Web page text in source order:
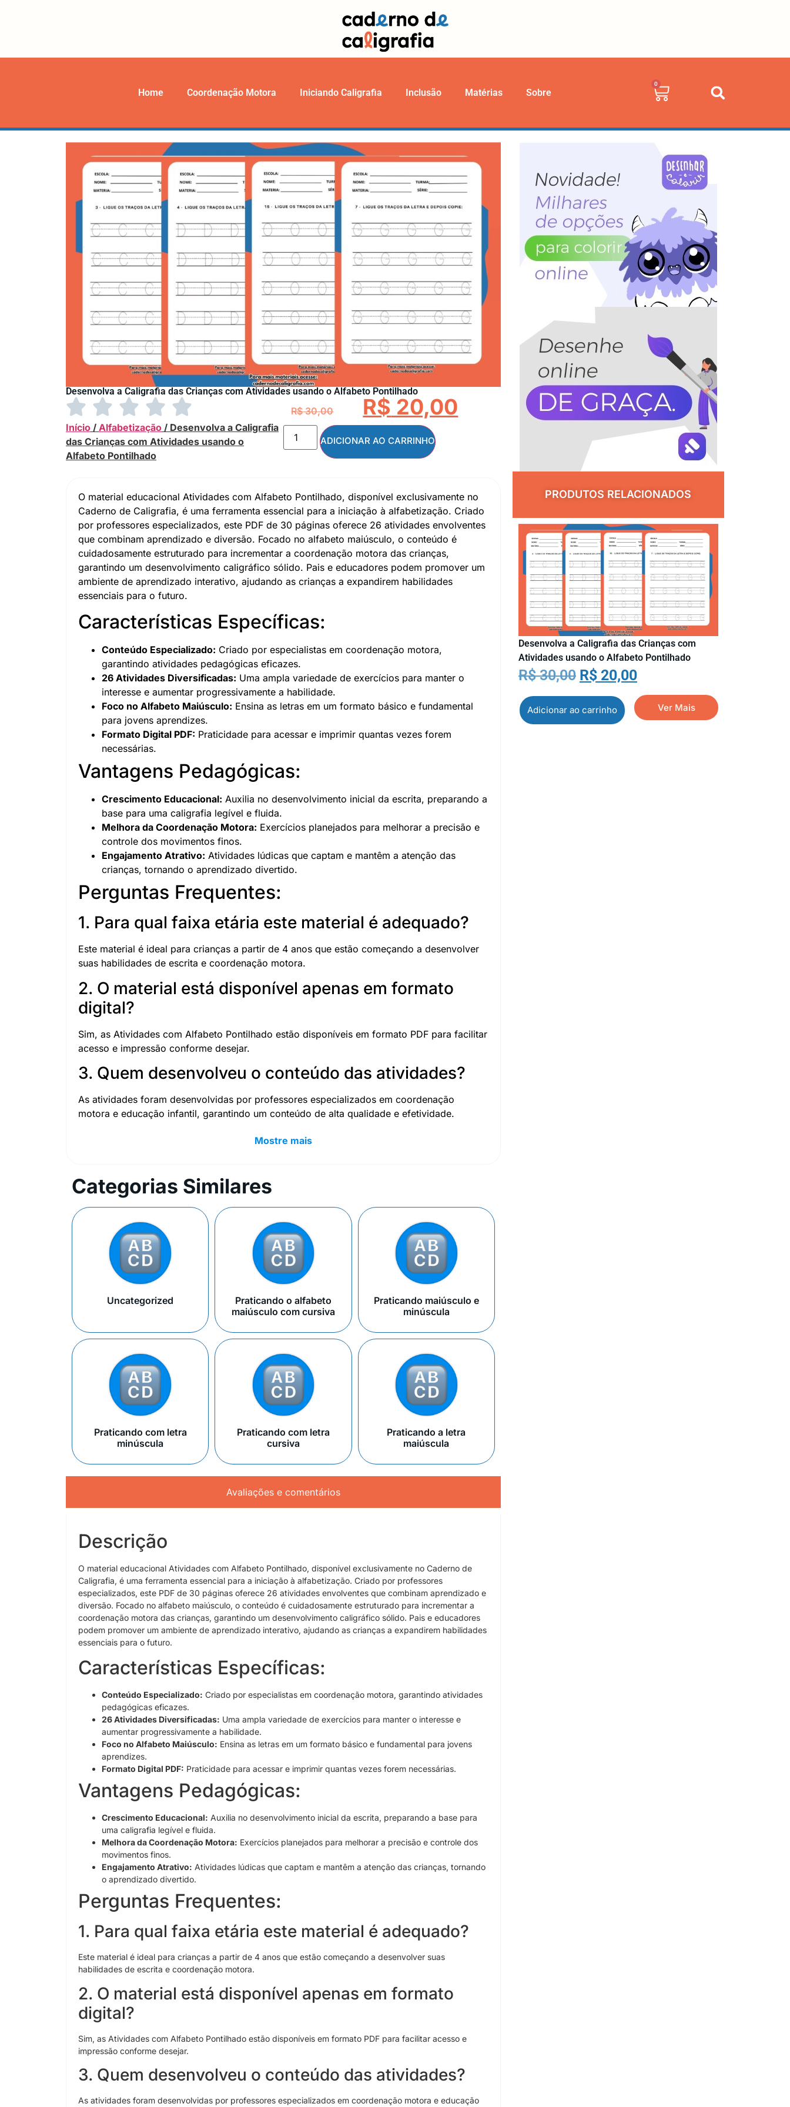
Home Coordenação Motora Iniciando Caligrafia Inclusão Matérias Sobre
0
Desenvolva a Caligrafia das Crianças com Atividades usando o Alfabeto Pontilhado
Início / Alfabetização / Desenvolva a Caligrafia
das Crianças com Atividades usando o
Alfabeto Pontilhado
R$30,00 R$ 20,00
ADICIONAR AO CARRINHO
O material educacional Atividades com Alfabeto Pontilhado, disponível exclusivamente no
Caderno de Caligrafia, é uma ferramenta essencial para a iniciação à alfabetização. Criado
por professores especializados, este PDF de 30 páginas oferece 26 atividades envolventes
que combinam aprendizado e diversão. Focado no alfabeto maiúsculo, o conteúdo é
cuidadosamente estruturado para incrementar a coordenação motora das crianças,
garantindo um desenvolvimento caligráfico sólido. Pais e educadores podem promover um
ambiente de aprendizado interativo, ajudando as crianças a expandirem habilidades
essenciais para o futuro.
Características Específicas:
Conteúdo Especializado: Criado por especialistas em coordenação motora,
garantindo atividades pedagógicas eficazes.
26 Atividades Diversificadas: Uma ampla variedade de exercícios para manter o
interesse e aumentar progressivamente a habilidade.
Foco no Alfabeto Maiúsculo: Ensina as letras em um formato básico e fundamental
para jovens aprendizes.
Formato Digital PDF: Praticidade para acessar e imprimir quantas vezes forem
necessárias.
Vantagens Pedagógicas:
Crescimento Educacional: Auxilia no desenvolvimento inicial da escrita, preparando a
base para uma caligrafia legível e fluida.
Melhora da Coordenação Motora: Exercícios planejados para melhorar a precisão e
controle dos movimentos finos.
Engajamento Atrativo: Atividades lúdicas que captam e mantêm a atenção das
crianças, tornando o aprendizado divertido.
Perguntas Frequentes:
1. Para qual faixa etária este material é adequado?
Este material é ideal para crianças a partir de 4 anos que estão começando a desenvolver
suas habilidades de escrita e coordenação motora.
2. O material está disponível apenas em formato
digital?
Sim, as Atividades com Alfabeto Pontilhado estão disponíveis em formato PDF para facilitar
acesso e impressão conforme desejar.
3. Quem desenvolveu o conteúdo das atividades?
As atividades foram desenvolvidas por professores especializados em coordenação
motora e educação infantil, garantindo um conteúdo de alta qualidade e efetividade.
Mostre mais
Categorias Similares
Uncategorized
Praticando o alfabeto
maiúsculo com cursiva
Praticando maiúsculo e
minúscula
Praticando com letra
minúscula
Praticando com letra
cursiva
Praticando a letra
maiúscula
Avaliações e comentários
Descrição
O material educacional Atividades com Alfabeto Pontilhado, disponível exclusivamente no Caderno de
Caligrafia, é uma ferramenta essencial para a iniciação à alfabetização. Criado por professores
especializados, este PDF de 30 páginas oferece 26 atividades envolventes que combinam aprendizado e
diversão. Focado no alfabeto maiúsculo, o conteúdo é cuidadosamente estruturado para incrementar a
coordenação motora das crianças, garantindo um desenvolvimento caligráfico sólido. Pais e educadores
podem promover um ambiente de aprendizado interativo, ajudando as crianças a expandirem habilidades
essenciais para o futuro.
Características Específicas:
Conteúdo Especializado: Criado por especialistas em coordenação motora, garantindo atividades
pedagógicas eficazes.
26 Atividades Diversificadas: Uma ampla variedade de exercícios para manter o interesse e
aumentar progressivamente a habilidade.
Foco no Alfabeto Maiúsculo: Ensina as letras em um formato básico e fundamental para jovens
aprendizes.
Formato Digital PDF: Praticidade para acessar e imprimir quantas vezes forem necessárias.
Vantagens Pedagógicas:
Crescimento Educacional: Auxilia no desenvolvimento inicial da escrita, preparando a base para
uma caligrafia legível e fluida.
Melhora da Coordenação Motora: Exercícios planejados para melhorar a precisão e controle dos
movimentos finos.
Engajamento Atrativo: Atividades lúdicas que captam e mantêm a atenção das crianças, tornando
o aprendizado divertido.
Perguntas Frequentes:
1. Para qual faixa etária este material é adequado?
Este material é ideal para crianças a partir de 4 anos que estão começando a desenvolver suas
habilidades de escrita e coordenação motora.
2. O material está disponível apenas em formato
digital?
Sim, as Atividades com Alfabeto Pontilhado estão disponíveis em formato PDF para facilitar acesso e
impressão conforme desejar.
3. Quem desenvolveu o conteúdo das atividades?
As atividades foram desenvolvidas por professores especializados em coordenação motora e educação
PRODUTOS RELACIONADOS
Desenvolva a Caligrafia das Crianças com
Atividades usando o Alfabeto Pontilhado
R$30,00 R$20,00
Adicionar ao carrinho Ver Mais